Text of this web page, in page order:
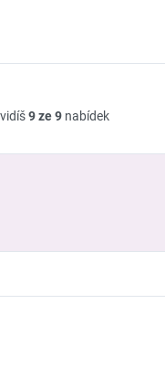
9 ze 9 nabídek